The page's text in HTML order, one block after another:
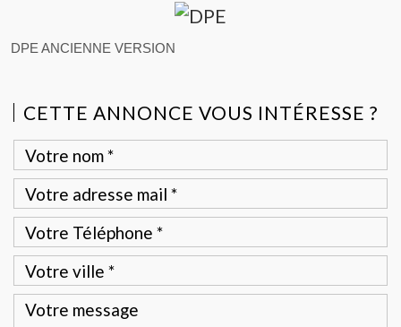
DPE ANCIENNE VERSION
CETTE ANNONCE VOUS INTÉRESSE ?